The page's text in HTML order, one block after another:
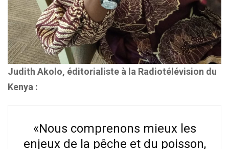
Judith Akolo, éditorialiste à la Radiotélévision du
Kenya :
«Nous comprenons mieux les
enjeux de la pêche et du poisson,